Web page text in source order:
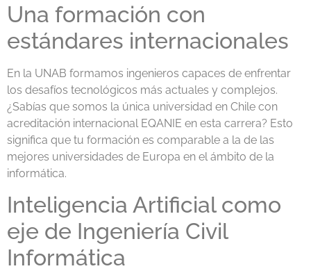
Una formación con
estándares internacionales
En la UNAB formamos ingenieros capaces de enfrentar
los desafíos tecnológicos más actuales y complejos.
¿Sabías que somos la única universidad en Chile con
acreditación internacional EQANIE en esta carrera? Esto
significa que tu formación es comparable a la de las
mejores universidades de Europa en el ámbito de la
informática.
Inteligencia Artificial como
eje de Ingeniería Civil
Informática